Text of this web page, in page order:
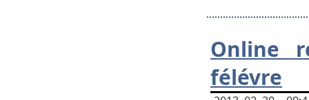
Online
félévre